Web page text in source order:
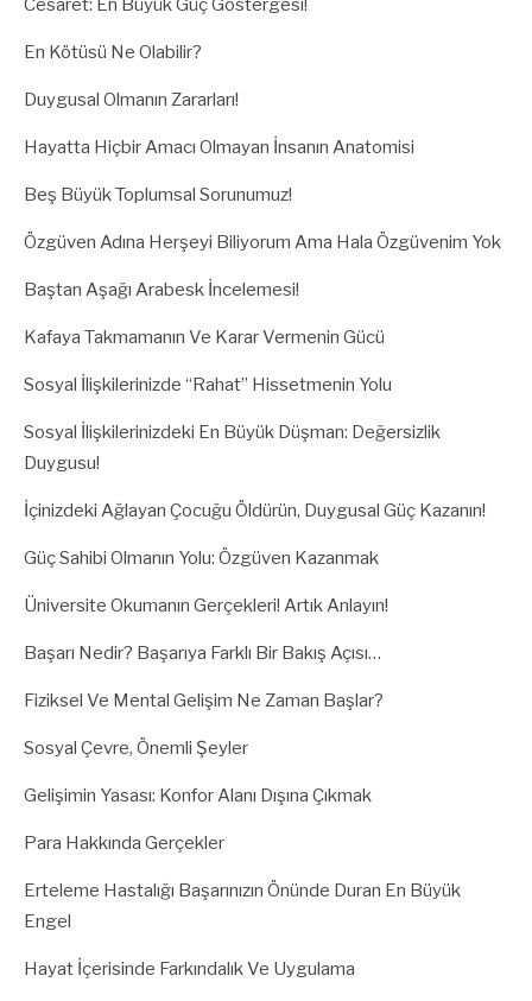
Cesaret: En Büyük Güç Göstergesi!
En Kötüsü Ne Olabilir?
Duygusal Olmanın Zararları!
Hayatta Hiçbir Amacı Olmayan İnsanın Anatomisi
Beş Büyük Toplumsal Sorunumuz!
Özgüven Adına Herşeyi Biliyorum Ama Hala Özgüvenim Yok
Baştan Aşağı Arabesk İncelemesi!
Kafaya Takmamanın Ve Karar Vermenin Gücü
Sosyal İlişkilerinizde “Rahat” Hissetmenin Yolu
Sosyal İlişkilerinizdeki En Büyük Düşman: Değersizlik
Duygusu!
İçinizdeki Ağlayan Çocuğu Öldürün, Duygusal Güç Kazanın!
Güç Sahibi Olmanın Yolu: Özgüven Kazanmak
Üniversite Okumanın Gerçekleri! Artık Anlayın!
Başarı Nedir? Başarıya Farklı Bir Bakış Açısı…
Fiziksel Ve Mental Gelişim Ne Zaman Başlar?
Sosyal Çevre, Önemli Şeyler
Gelişimin Yasası: Konfor Alanı Dışına Çıkmak
Para Hakkında Gerçekler
Erteleme Hastalığı Başarınızın Önünde Duran En Büyük
Engel
Hayat İçerisinde Farkındalık Ve Uygulama